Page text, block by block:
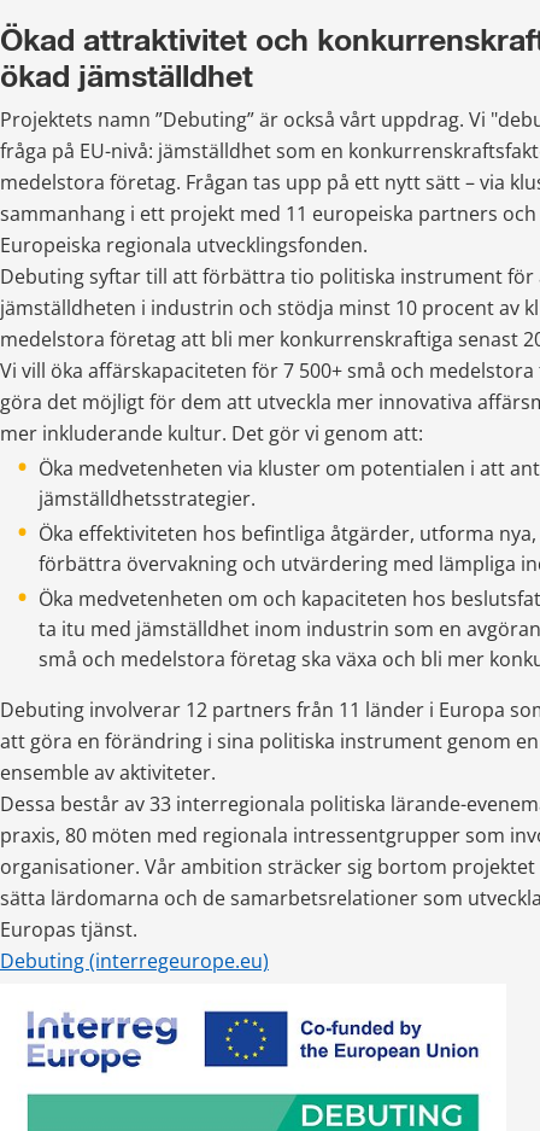
Ökad attraktivitet och
ökad jämställdhet
Projektets namn ”Debuting” är också vårt uppdrag. Vi
fråga på EU-nivå: jämställdhet som en
medelstora företag. Frågan tas upp på ett nytt sätt – via
sammanhang i ett projekt med 11 europeiska partners
Europeiska regionala utvecklingsfonden.
Debuting syftar till att förbättra tio politiska instrument
jämställdheten i industrin och stödja minst 10 procent av
medelstora företag att bli mer konkurrenskraftiga senast
Vi vill öka affärskapaciteten för 7 500+ små och
göra det möjligt för dem att utveckla mer innovativa
mer inkluderande kultur. Det gör vi genom att:
Öka medvetenheten via kluster om potentialen i att
jämställdhetsstrategier.
Öka effektiviteten hos befintliga åtgärder, utforma
förbättra övervakning och utvärdering med lämpliga
Öka medvetenheten om och kapaciteten hos
ta itu med jämställdhet inom industrin som en
små och medelstora företag ska växa och bli mer
Debuting involverar 12 partners från 11 länder i Europa
att göra en förändring i sina politiska instrument genom
ensemble av aktiviteter.
Dessa består av 33 interregionala politiska lärande-
praxis, 80 möten med regionala intressentgrupper som
organisationer. Vår ambition sträcker sig bortom
sätta lärdomarna och de samarbetsrelationer som
Europas tjänst.
Debuting (interregeurope.eu)